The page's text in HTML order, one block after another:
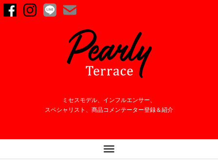
ミセスモデル、インフルエンサー、
スペシャリスト、商品コメンテーター登録＆紹介
ナ
ビ